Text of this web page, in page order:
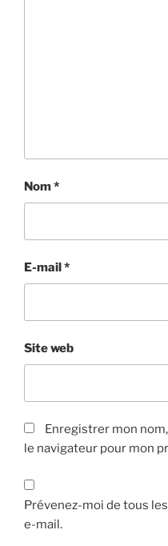
Nom*
E-mail*
Site web
Enregistrer mon
le navigateur pour mon
Prévenez-moi de tous
e-mail.